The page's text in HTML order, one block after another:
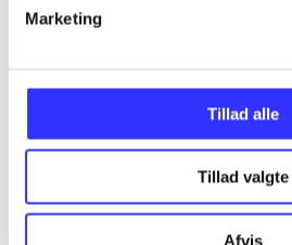
Marketing
Tillad alle
Tillad valgte
Afvis
...